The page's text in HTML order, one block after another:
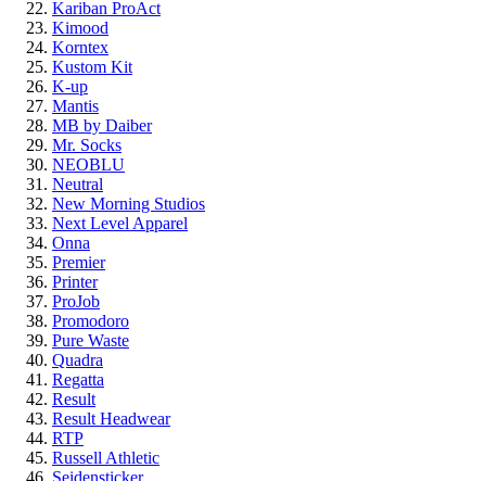
Kariban ProAct
Kimood
Korntex
Kustom Kit
K-up
Mantis
MB by Daiber
Mr. Socks
NEOBLU
Neutral
New Morning Studios
Next Level Apparel
Onna
Premier
Printer
ProJob
Promodoro
Pure Waste
Quadra
Regatta
Result
Result Headwear
RTP
Russell Athletic
Seidensticker